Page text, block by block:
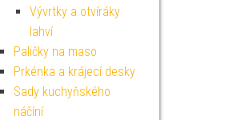
Vývrtky a otvíráky
lahví
Paličky na maso
Prkénka a krájecí desky
Sady kuchyňského
náčíní